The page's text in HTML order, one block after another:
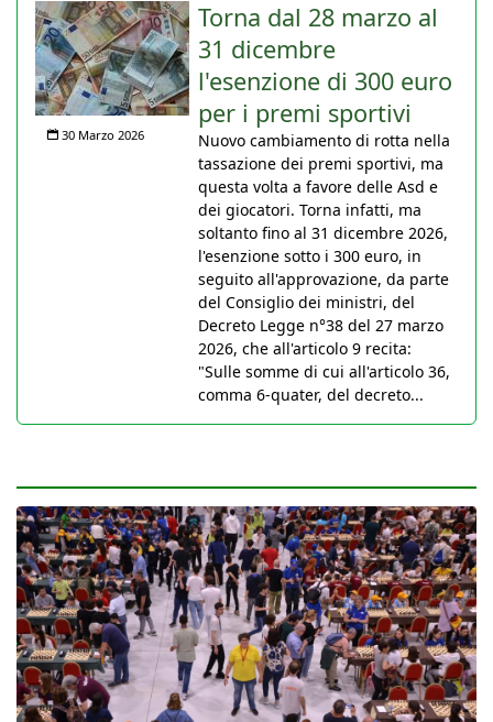
30 Marzo 2026
Torna dal 28 marzo al
31 dicembre
l'esenzione di 300 euro
per i premi sportivi
Nuovo cambiamento di rotta nella
tassazione dei premi sportivi, ma
questa volta a favore delle Asd e
dei giocatori. Torna infatti, ma
soltanto fino al 31 dicembre 2026,
l'esenzione sotto i 300 euro, in
seguito all'approvazione, da parte
del Consiglio dei ministri, del
Decreto Legge n°38 del 27 marzo
2026, che all'articolo 9 recita:
"Sulle somme di cui all'articolo 36,
comma 6-quater, del decreto...